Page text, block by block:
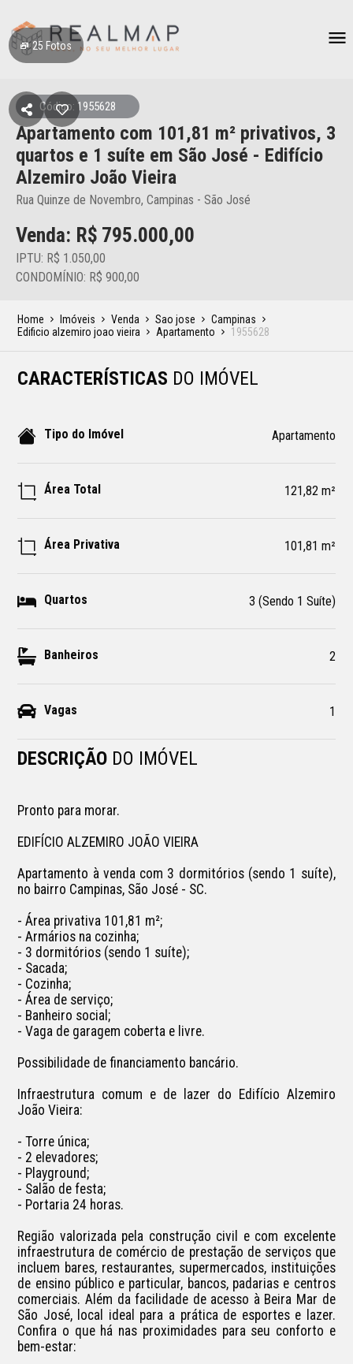
25 Fotos
Código: 1955628
Apartamento com 101,81 m² privativos, 3
quartos e 1 suíte em São José - Edifício
Alzemiro João Vieira
Rua Quinze de Novembro, Campinas - São José
Venda: R$ 795.000,00
IPTU: R$ 1.050,00
CONDOMÍNIO: R$ 900,00
Home Imóveis Venda Sao jose
Campinas
Edificio alzemiro joao vieira
Apartamento 1955628
CARACTERÍSTICAS DO IMÓVEL
Tipo do Imóvel Apartamento
Área Total 121,82 m²
Área Privativa 101,81 m²
Quartos 3 (Sendo 1 Suíte)
Banheiros 2
Vagas 1
DESCRIÇÃO DO IMÓVEL
Pronto para morar.
EDIFÍCIO ALZEMIRO JOÃO VIEIRA
Apartamento à venda com 3 dormitórios (sendo 1 suíte),
no bairro Campinas, São José - SC.
- Área privativa 101,81 m²;
- Armários na cozinha;
- 3 dormitórios (sendo 1 suíte);
- Sacada;
- Cozinha;
- Área de serviço;
- Banheiro social;
- Vaga de garagem coberta e livre.
Possibilidade de financiamento bancário.
Infraestrutura comum e de lazer do Edifício Alzemiro
João Vieira:
- Torre única;
- 2 elevadores;
- Playground;
- Salão de festa;
- Portaria 24 horas.
Região valorizada pela construção civil e com excelente
infraestrutura de comércio de prestação de serviços que
incluem bares, restaurantes, supermercados, instituições
de ensino público e particular, bancos, padarias e centros
comerciais. Além da facilidade de acesso à Beira Mar de
São José, local ideal para a prática de esportes e lazer.
Confira o que há nas proximidades para seu conforto e
bem-estar: